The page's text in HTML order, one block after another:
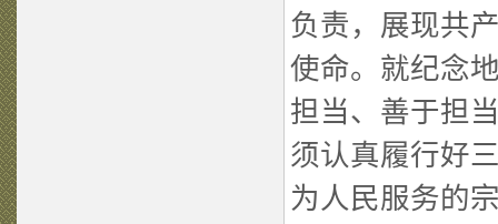
负责，展现共
使命。就纪念
担当、善于担
须认真履行好
为人民服务的